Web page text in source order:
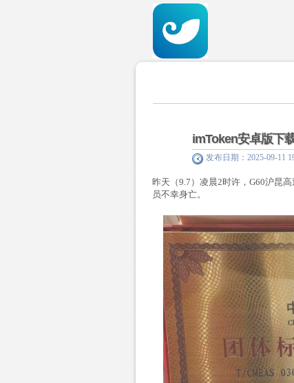
imToken安卓版下
发布日期：2025-09-11
昨天（9.7）凌晨2时许，G60沪昆
员不幸身亡。